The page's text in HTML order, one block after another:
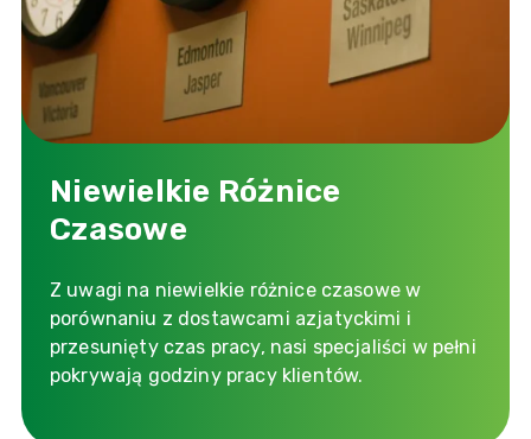
Niewielkie Różnice
Czasowe
Z uwagi na niewielkie różnice czasowe w
porównaniu z dostawcami azjatyckimi i
przesunięty czas pracy, nasi specjaliści w pełni
pokrywają godziny pracy klientów.